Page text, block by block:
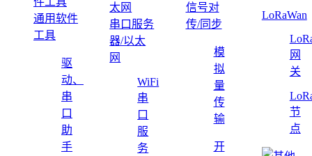
通用软件
工具
驱
动、
串
口
助
手
串口服务
器/以太
网
WiFi
串
口
服
务
信号对
传/同步
模
拟
量
传
输
开
LoRaWan
网
关
节
点